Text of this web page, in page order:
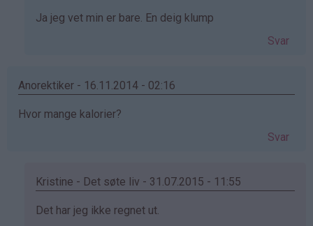
Som
kakemoms
bekreftet)
Ja jeg vet min er bare. En deig klump
Svar
Anorektiker - 16.11.2014 - 02:16
Hvor mange kalorier?
Svar
Kristine - Det søte liv - 31.07.2015 - 11:55
Som
Det har jeg ikke regnet ut.